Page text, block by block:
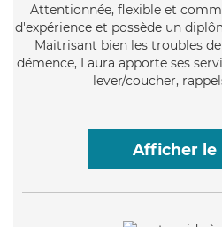
Attentionnée, flexible et
d'expérience et possède un
Maitrisant bien les troubles
démence, Laura apporte ses
lever/coucher,
Afficher le